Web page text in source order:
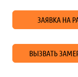
ЗАЯВКА НА
ВЫЗВАТЬ